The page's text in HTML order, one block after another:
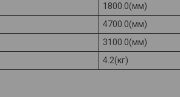
1800.0(мм)
4700.0(мм)
3100.0(мм)
4.2(кг)